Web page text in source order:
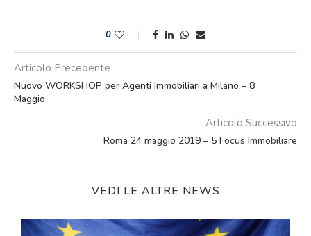
0
Articolo Precedente
Nuovo WORKSHOP per Agenti Immobiliari a Milano – 8
Maggio
Articolo Successivo
Roma 24 maggio 2019 – 5 Focus Immobiliare
VEDI LE ALTRE NEWS